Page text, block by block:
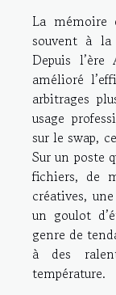
La mémoire
souvent à
Depuis
amélioré
arbitrages
usage
sur le swap,
Sur un poste
fichiers, de
créatives,
un goulot
genre de
à des
température.